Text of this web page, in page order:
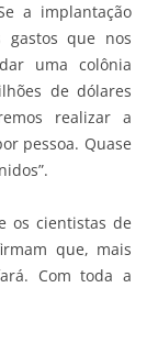
a implantação
gastos que nos
uma colônia
de dólares
realizar a
pessoa. Quase
os cientistas de
que, mais
Com toda a